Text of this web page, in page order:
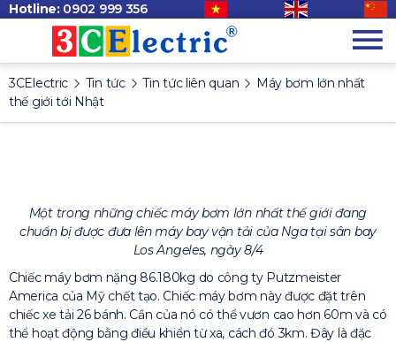
Hotline: 0902 999 356
3CElectric Tin tức Tin tức liên quan
Máy bơm lớn nhất
thế giới tới Nhật
Một trong những chiếc máy bơm lớn nhất thế giới đang
chuẩn bị được đưa lên máy bay vận tải của Nga tại sân bay
Los Angeles, ngày 8/4
Chiếc máy bơm nặng 86.180kg do công ty Putzmeister
America của Mỹ chết tạo. Chiếc máy bơm này được đặt trên
chiếc xe tải 26 bánh. Cần của nó có thể vươn cao hơn 60m và có
thể hoạt động bằng điều khiển từ xa, cách đó 3km. Đây là đặc